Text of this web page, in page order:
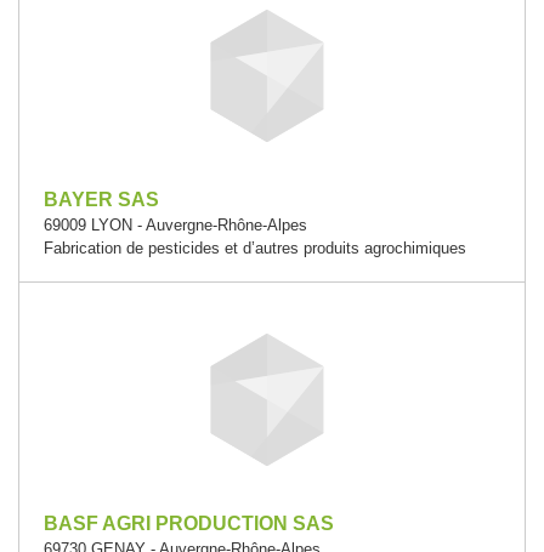
BAYER SAS
69009 LYON - Auvergne-Rhône-Alpes
Fabrication de pesticides et d’autres produits agrochimiques
BASF AGRI PRODUCTION SAS